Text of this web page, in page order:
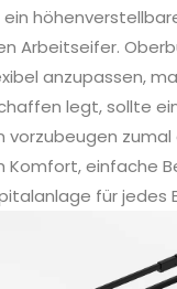
Arbeitseifer.
anzupassen,
legt, sollte
vorzubeugen
Komfort, einfache
für jedes